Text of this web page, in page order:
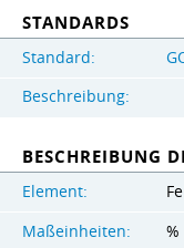
STANDARDS
Standard:
Beschreibung:
BESCHREIBUNG
Element:
Fe
Maßeinheiten:
%